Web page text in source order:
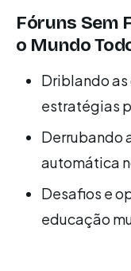
Fóruns Sem
o Mundo
Driblando
estratégias
Derrubando
automática
Desafios e
educação